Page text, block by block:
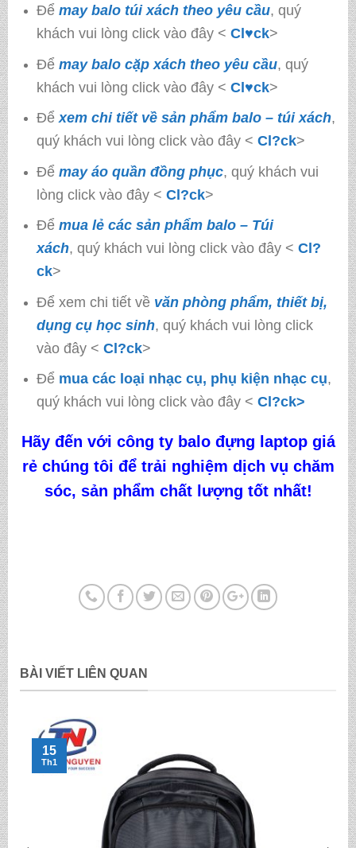
Để may balo túi xách theo yêu cầu, quý
khách vui lòng click vào đây < Cl♥ck>
Để may balo cặp xách theo yêu cầu, quý
khách vui lòng click vào đây < Cl♥ck>
Để xem chi tiết về sản phẩm balo – túi xách,
quý khách vui lòng click vào đây < Cl?ck>
Để may áo quần đồng phục, quý khách vui
lòng click vào đây < Cl?ck>
Để mua lẻ các sản phẩm balo – Túi
xách, quý khách vui lòng click vào đây < Cl?
ck>
Để xem chi tiết về văn phòng phẩm, thiết bị,
dụng cụ học sinh, quý khách vui lòng click
vào đây < Cl?ck>
Để mua các loại nhạc cụ, phụ kiện nhạc cụ,
quý khách vui lòng click vào đây < Cl?ck>
Hãy đến với công ty balo đựng laptop giá
rẻchúng tôi để trải nghiệm dịch vụ chăm
sóc, sản phẩm chất lượng tốt nhất!
BÀI VIẾT LIÊN QUAN
15
Th1